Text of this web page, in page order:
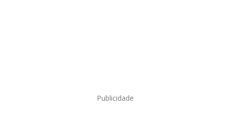
Publicidade